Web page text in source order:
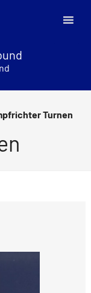
Turnen